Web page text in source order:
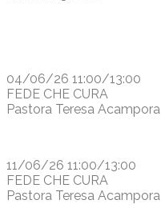
04/06/26 11:00/13:00
FEDE CHE CURA
Pastora Teresa Acampora
11/06/26 11:00/13:00
FEDE CHE CURA
Pastora Teresa Acampora